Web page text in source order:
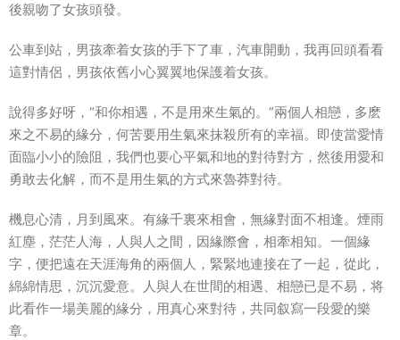
後親吻了女孩頭發。
公車到站，男孩牽着女孩的手下了車，汽車開動，我再回頭看看
這對情侶，男孩依舊小心翼翼地保護着女孩。
說得多好呀，“和你相遇，不是用來生氣的。”兩個人相戀，多麽
來之不易的緣分 ，何苦要用生氣來抹殺所有的幸福。即使當愛情
面臨小小的險阻，我們也要心平氣和地的對待對方，然後用愛和
勇敢去化解，而不是用生氣的方式來魯莽對待。
機息心清，月到風來。有緣千裏來相會，無緣對面不相逢。煙雨
紅塵，茫茫人海，人與人之間，因緣際會，相牽相知。一個緣
字，便把遠在天涯海角的兩個人，緊緊地連接在了一起，從此，
綿綿情思，沉沉愛意。人與人在世間的相遇、相戀已是不易，将
此看作一場美麗的緣分，用真心來對待，共同叙寫一段愛的樂
章。